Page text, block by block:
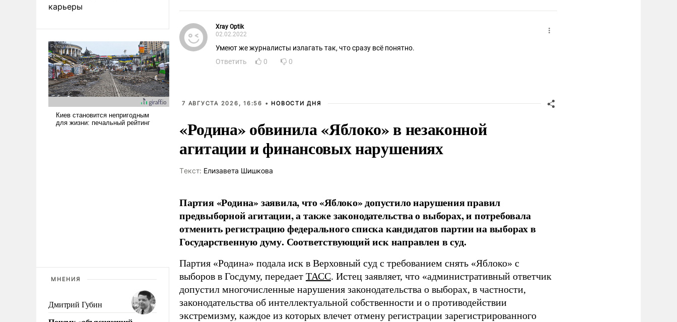
карьеры
МНЕНИЯ
Дмитрий Губин
Xray Optik
02.02.2022
Умеют же журналисты излагать так, что сразу всё понятно.
Ответить
0 0
7 АВГУСТА 2026, 16:56 • НОВОСТИ ДНЯ
«Родина» обвинила «Яблоко» в незаконной
агитации и финансовых нарушениях
Tекст: Елизавета Шишкова
Партия «Родина» заявила, что «Яблоко» допустило нарушения правил
предвыборной агитации, а также законодательства о выборах, и потребовала
отменить регистрацию федерального списка кандидатов партии на выборах в
Государственную думу. Соответствующий иск направлен в суд.
Партия «Родина» подала иск в Верховный суд с требованием снять «Яблоко» с
выборов в Госдуму, передает ТАСС. Истец заявляет, что «административный ответчик
допустил многочисленные нарушения законодательства о выборах, в частности,
законодательства об интеллектуальной собственности и о противодействии
экстремизму, каждое из которых влечет отмену регистрации зарегистрированного